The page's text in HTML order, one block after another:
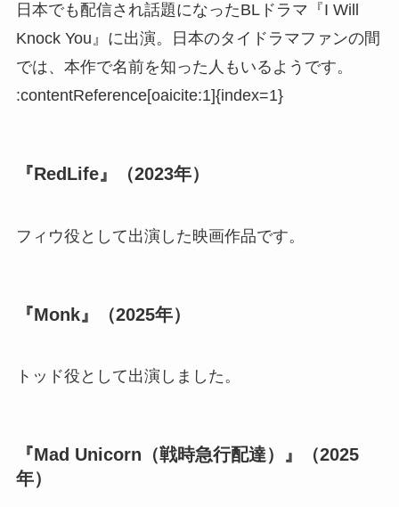
日本でも配信され話題になったBLドラマ『I Will
Knock You』に出演。日本のタイドラマファンの間
では、本作で名前を知った人もいるようです。
:contentReference[oaicite:1]{index=1}
『RedLife』（2023年）
フィウ役として出演した映画作品です。
『Monk』（2025年）
トッド役として出演しました。
『Mad Unicorn（戦時急行配達）』（2025
年）